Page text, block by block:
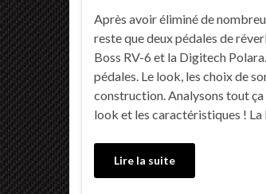
Après avoir éliminé de
reste que deux pédales de
Boss RV-6 et la Digitech
pédales. Le look, les choix de
construction. Analysons tout
look et les caractéristiques ! La
Lire la suite